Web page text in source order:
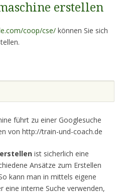
erstellen
coop/cse/können Sie sich
führt zu einer Googlesuche
von http://train-und-coach.de
ist sicherlich eine
Ansätze zum Erstellen
kann man in mittels eigene
eine interne Suche verwenden,